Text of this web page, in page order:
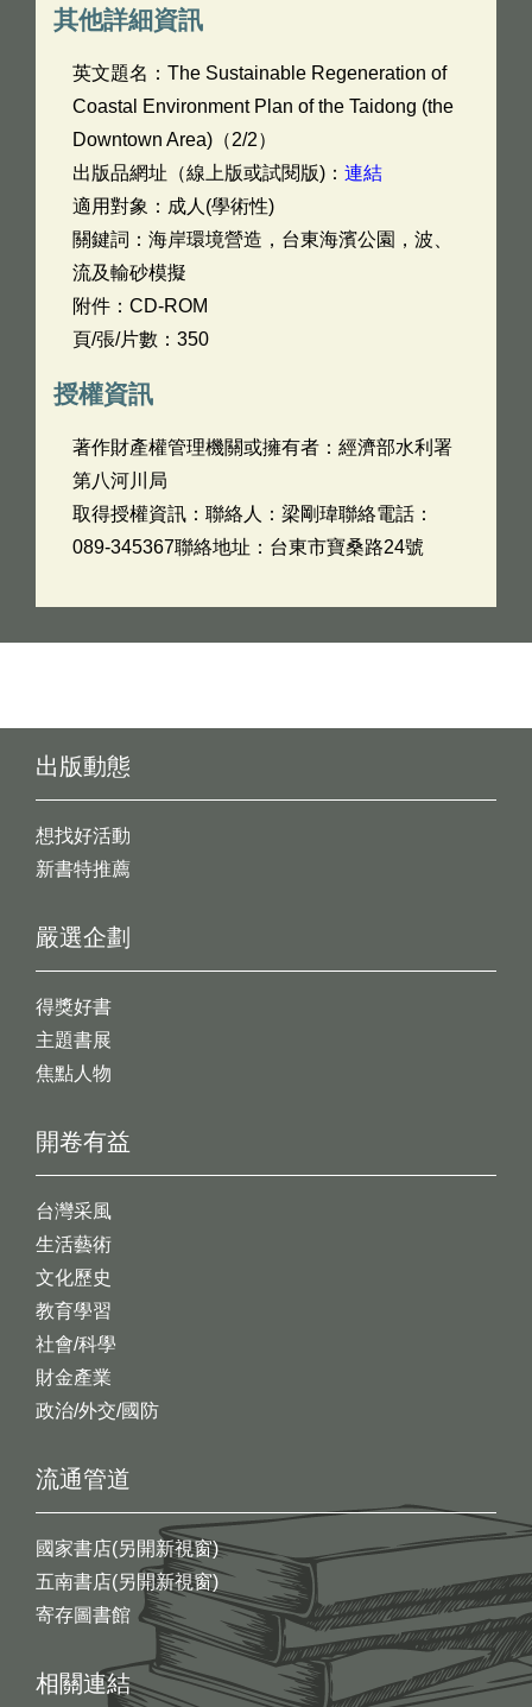
其他詳細資訊
英文題名： The Sustainable Regeneration of
Coastal Environment Plan of the Taidong (the
Downtown Area)（2/2）
出版品網址（線上版或試閱版)： 連結
適用對象：成人(學術性)
關鍵詞：海岸環境營造，台東海濱公園，波、
流及輸砂模擬
附件：CD-ROM
頁/張/片數：350
授權資訊
著作財產權管理機關或擁有者：經濟部水利署
第八河川局
取得授權資訊：聯絡人：梁剛瑋聯絡電話：
089-345367聯絡地址：台東市寶桑路24號
出版動態
想找好活動
新書特推薦
開卷有益
台灣采風
生活藝術
文化歷史
教育學習
社會/科學
財金產業
政治/外交/國防
嚴選企劃
得獎好書
主題書展
焦點人物
流通管道
國家書店(另開新視窗)
五南書店(另開新視窗)
寄存圖書館
相關連結